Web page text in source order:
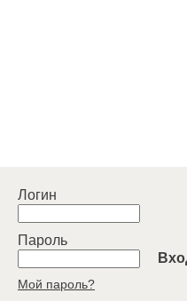
Логин
Пароль
Мой пароль?